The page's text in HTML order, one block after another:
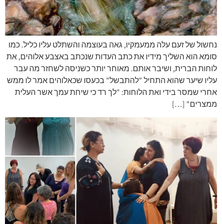
נחשול של זעם עלה ממעמקיו, גאה בעוצמה והשתלט עליו כליל. כמו
סומא הוא השליך מידיו את כתב העדות שנכתב באצבע אלוהים, את
לוחות הברית, ושיבר אותם. מאוחר יותר כשניסה לשחזר מה עבר
עליו שיער שהוא התחיל "להתבשל" בכעסו שכאלוהים אמר לו ממש
אחרי שמסר בידי ואת הלוחות: "לך רד כי שיחת עמך אשר העלית
ממצרים" […]